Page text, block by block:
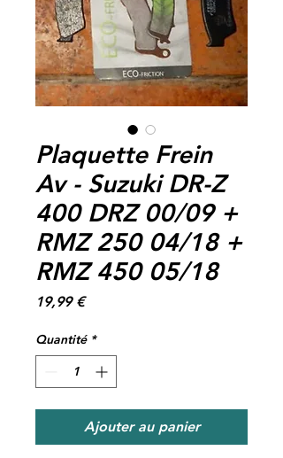
Plaquette Frein
Av - Suzuki DR-Z
400 DRZ 00/09 +
RMZ 250 04/18 +
RMZ 450 05/18
19,99 €Prix
Quantité *
Ajouter au panier